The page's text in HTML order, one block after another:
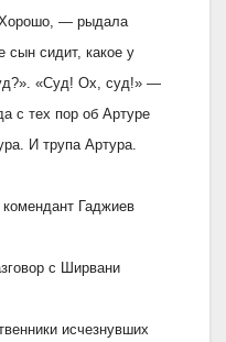
— рыдала
сын сидит, какое у
«Суд! Ох, суд!» —
с тех пор об Артуре
И трупа Артура.
Гаджиев
с Ширвани
исчезнувших